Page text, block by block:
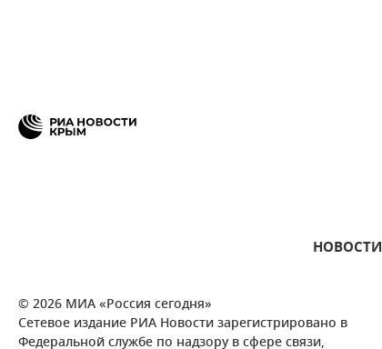
НОВОСТИ
© 2026 МИА «Россия сегодня»
Сетевое издание РИА Новости зарегистрировано в
Федеральной службе по надзору в сфере связи,